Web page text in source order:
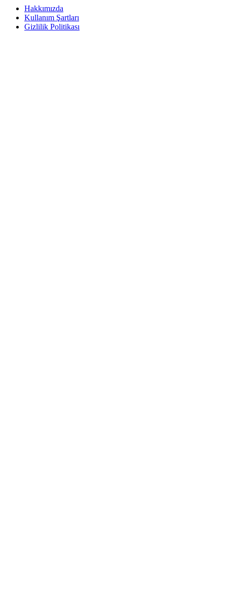
Hakkımızda
Kullanım Şartları
Gizlilik Politikası